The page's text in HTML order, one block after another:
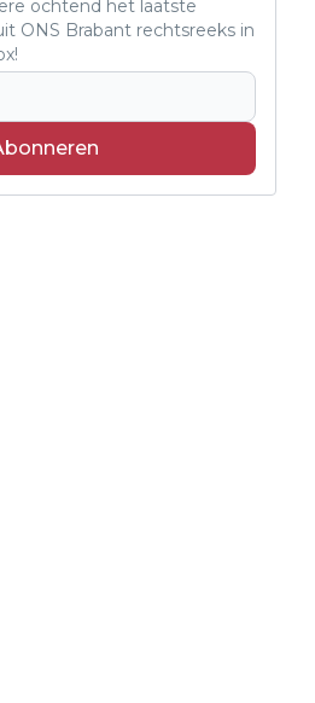
ochtend het laatste
ONS Brabant rechtsreeks in